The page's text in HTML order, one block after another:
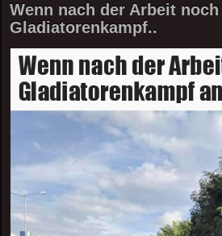
Wenn nach der Arbeit noch
Gladiatorenkampf..